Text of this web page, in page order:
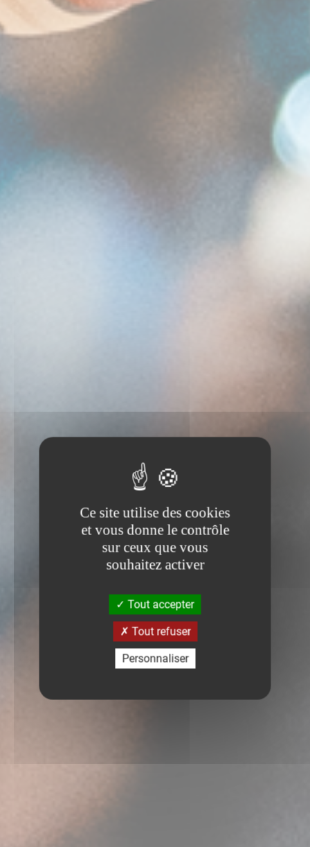
Ce site utilise des cookies
et vous donne le contrôle
sur ceux que vous
souhaitez activer
Tout accepter
Tout refuser
Personnaliser